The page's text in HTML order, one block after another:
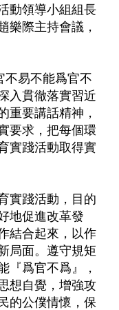
動領導小組組長
樂際主持會議，
不易不能爲官不
入貫徹落實習近
重要講話精神，
要求，把每個環
實踐活動取得實
實踐活動，目的
地促進改革發
結合起來，以作
局面。遵守規矩
『爲官不爲』，
想自覺，增強攻
的公僕情懷，保